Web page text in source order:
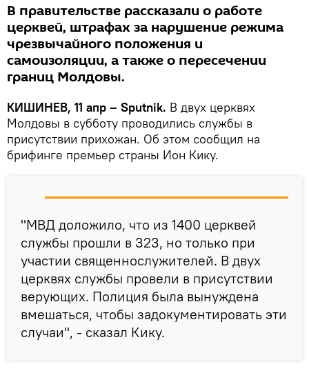
В правительстве рассказали о работе
церквей, штрафах за нарушение режима
чрезвычайного положения и
самоизоляции, а также о пересечении
границ Молдовы.
КИШИНЕВ, 11 апр – Sputnik. В двух церквях
Молдовы в субботу проводились службы в
присутствии прихожан. Об этом сообщил на
брифинге премьер страны Ион Кику.
"МВД доложило, что из 1400 церквей
службы прошли в 323, но только при
участии священнослужителей. В двух
церквях службы провели в присутствии
верующих. Полиция была вынуждена
вмешаться, чтобы задокументировать эти
случаи", - сказал Кику.